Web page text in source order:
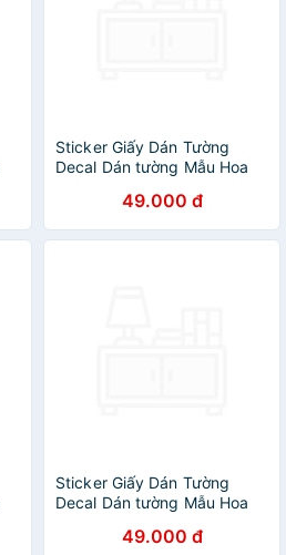
Sticker Giấy Dán Tường
Decal Dán tường Mẫu Hoa
49.000 đ
Sticker Giấy Dán Tường
Decal Dán tường Mẫu Hoa
49.000 đ